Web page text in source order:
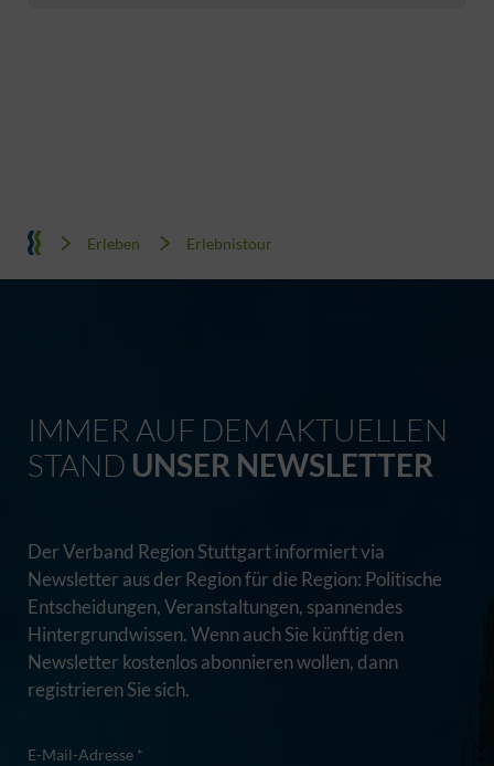
Erleben Erlebnistour
IMMER AUF DEM AKTUELLEN
STAND UNSER NEWSLETTER
Der Verband Region Stuttgart informiert via
Newsletter aus der Region für die Region: Politische
Entscheidungen, Veranstaltungen, spannendes
Hintergrundwissen. Wenn auch Sie künftig den
Newsletter kostenlos abonnieren wollen, dann
registrieren Sie sich.
E-Mail-Adresse *